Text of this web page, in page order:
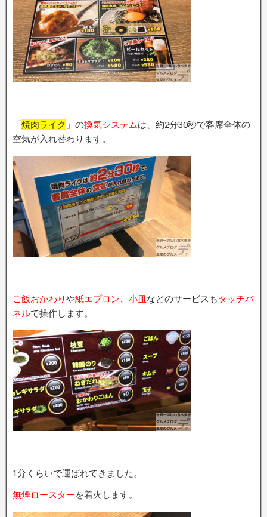
「焼肉ライク 」の換気システムは、約2分30秒で客席全体の
空気が入れ替わります。
ご飯おかわりや紙エプロン 小皿 などのサービスも タッチパ
ネルで操作します。
1分くらいで運ばれてきました。
無煙ロースターを着火します。